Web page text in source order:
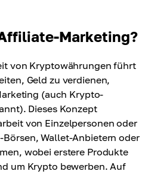
Marketing?
von Kryptowährungen führt
Geld zu verdienen,
(auch Krypto-
Dieses Konzept
von Einzelpersonen oder
Wallet-Anbietern oder
wobei erstere Produkte
um Krypto bewerben. Auf